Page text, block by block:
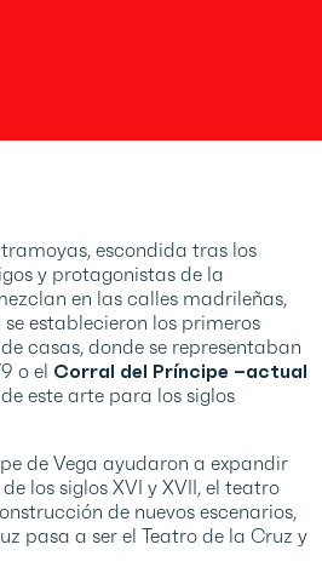
escondida tras los
y protagonistas de la
en las calles madrileñas,
establecieron los primeros
casas, donde se representaban
o el Corral del Príncipe –actual
este arte para los siglos
de Vega ayudaron a expandir
los siglos XVI y XVII, el teatro
de nuevos escenarios,
pasa a ser el Teatro de la Cruz y